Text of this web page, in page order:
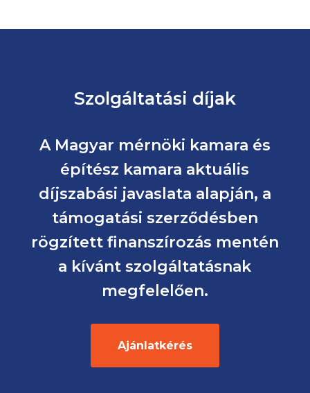
Szolgáltatási díjak
A Magyar mérnöki kamara és
építész kamara aktuális
díjszabási javaslata alapján, a
támogatási szerződésben
rögzített finanszírozás mentén
a kívánt szolgáltatásnak
megfelelően.
Ajánlatkérés